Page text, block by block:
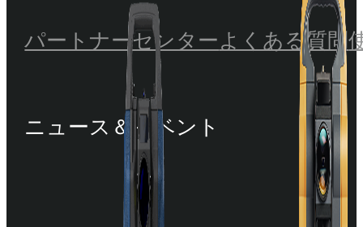
パートナーセンターよくある質問
ニュース＆イベント